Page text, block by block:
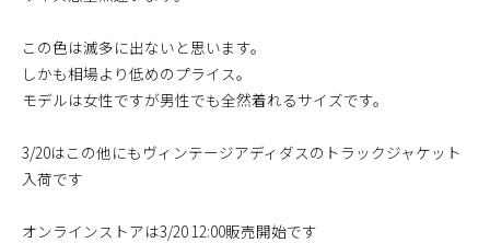
この色は滅多に出ないと思います。
しかも相場より低めのプライス。
モデルは女性ですが男性でも全然着れるサイズです。
3/20はこの他にもヴィンテージアディダスのトラックジャケット
入荷です
オンラインストアは3/20 12:00販売開始です